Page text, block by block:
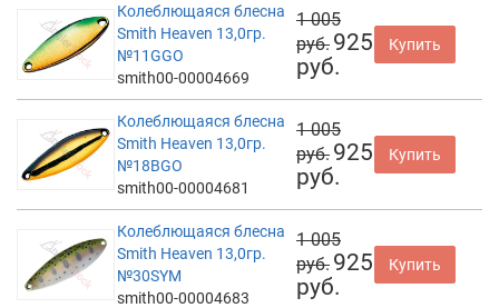
Колеблющаяся блесна
Smith Heaven 13,0гр.
№11GGO
smith00-00004669
1 005
руб. 925
руб.
Купить
Колеблющаяся блесна
Smith Heaven 13,0гр.
№18BGO
smith00-00004681
1 005
руб. 925
руб.
Купить
Колеблющаяся блесна
Smith Heaven 13,0гр.
№30SYM
smith00-00004683
1 005
руб. 925
руб.
Купить